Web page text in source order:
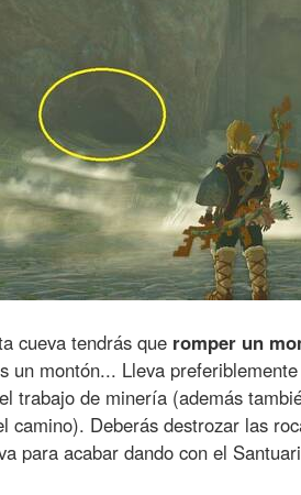
cueva tendrás que romper un
un montón... Lleva preferiblemente
trabajo de minería (además
camino). Deberás destrozar las
para acabar dando con el